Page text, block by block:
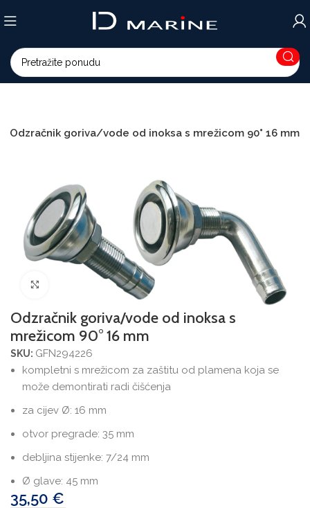
Odzračnik goriva/vode od inoksa s mrežicom 90° 16 mm
Povećajte sliku
Odzračnik goriva/vode od inoksa s
mrežicom 90° 16 mm
SKU: GFN294226
kompletni s mrežicom za zaštitu od plamena koja se
može demontirati radi čišćenja
za cijev Ø: 16 mm
otvor pregrade: 35 mm
debljina stijenke: 7/24 mm
Ø glave: 45 mm
35,50 €